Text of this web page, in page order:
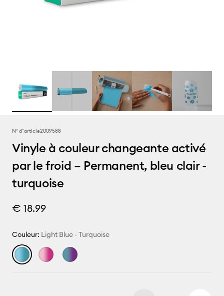
N° d''article2009588
Vinyle à couleur changeante activé
par le froid – Permanent, bleu clair -
turquoise
€ 18.99
Couleur: Light Blue - Turquoise